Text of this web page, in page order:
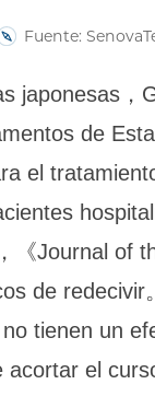
Fuente:
japonesas
de
el
《Journal of
de
tienen un
acortar el